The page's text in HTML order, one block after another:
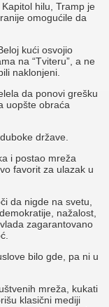
hilu, Tramp je
omogućile da
kući osvojio
na “Tviteru”, a ne
naklonjeni.
da ponovi grešku
uopšte obraća
države.
i postao mreža
favorit za ulazak u
da nigde na svetu,
nažalost,
zagarantovano
bilo gde, pa ni u
mreža, kukati
klasični mediji